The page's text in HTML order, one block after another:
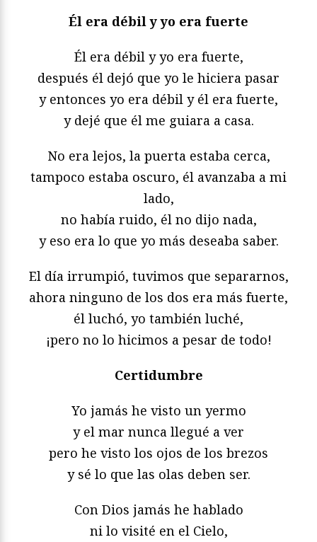
Él era débil y yo era fuerte
Él era débil y yo era fuerte,
después él dejó que yo le hiciera pasar
y entonces yo era débil y él era fuerte,
y dejé que él me guiara a casa.
No era lejos, la puerta estaba cerca,
tampoco estaba oscuro, él avanzaba a mi
lado,
no había ruido, él no dijo nada,
y eso era lo que yo más deseaba saber.
El día irrumpió, tuvimos que separarnos,
ahora ninguno de los dos era más fuerte,
él luchó, yo también luché,
¡pero no lo hicimos a pesar de todo!
Certidumbre
Yo jamás he visto un yermo
y el mar nunca llegué a ver
pero he visto los ojos de los brezos
y sé lo que las olas deben ser.
Con Dios jamás he hablado
ni lo visité en el Cielo,